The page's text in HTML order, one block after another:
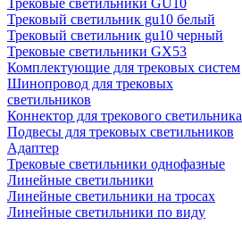
Трековые светильники GU10
Трековый светильник gu10 белый
Трековый светильник gu10 черный
Трековые светильники GX53
Комплектующие для трековых систем
Шинопровод для трековых
светильников
Коннектор для трекового светильника
Подвесы для трековых светильников
Адаптер
Трековые светильники однофазные
Линейные светильники
Линейные светильники на тросах
Линейные светильники по виду